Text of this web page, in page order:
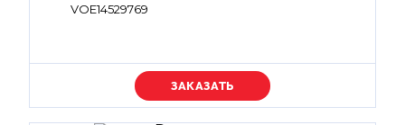
VOE14529769
Уточняйте цену